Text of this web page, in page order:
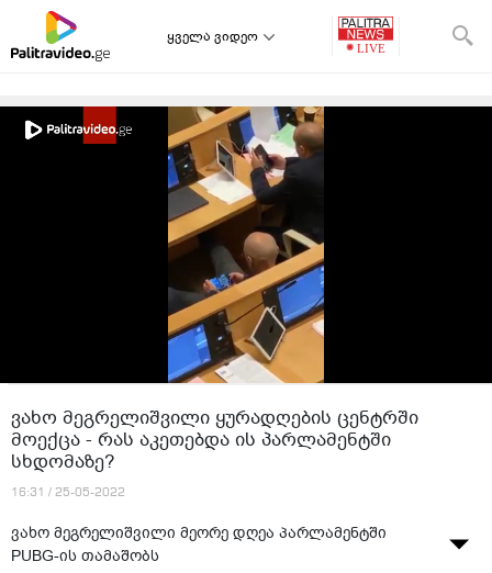
ყველა ვიდეო
ვახო მეგრელიშვილი ყურადღების ცენტრში
მოექცა - რას აკეთებდა ის პარლამენტში
სხდომაზე?
16:31 / 25-05-2022
ვახო მეგრელიშვილი მეორე დღეა პარლამენტში
PUBG-ის თამაშობს